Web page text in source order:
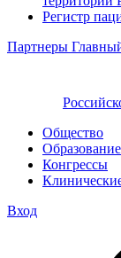
Регистр
Партнеры
Общество
Образование
Конгрессы
Вход